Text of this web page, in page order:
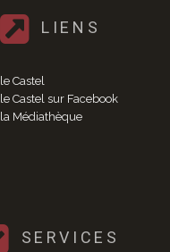
LIENS
le Castel
le Castel sur Facebook
la Médiathèque
SERVICES